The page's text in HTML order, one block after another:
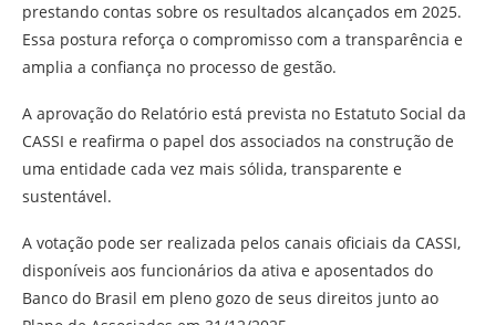
prestando contas sobre os resultados alcançados em 2025.
Essa postura reforça o compromisso com a transparência e
amplia a confiança no processo de gestão.
A aprovação do Relatório está prevista no Estatuto Social da
CASSI e reafirma o papel dos associados na construção de
uma entidade cada vez mais sólida, transparente e
sustentável.
A votação pode ser realizada pelos canais oficiais da CASSI,
disponíveis aos funcionários da ativa e aposentados do
Banco do Brasil em pleno gozo de seus direitos junto ao